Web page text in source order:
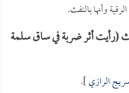
وأنها بالنفث.
(رأيت أثر ضربة في ساق سلمة
الرازي].